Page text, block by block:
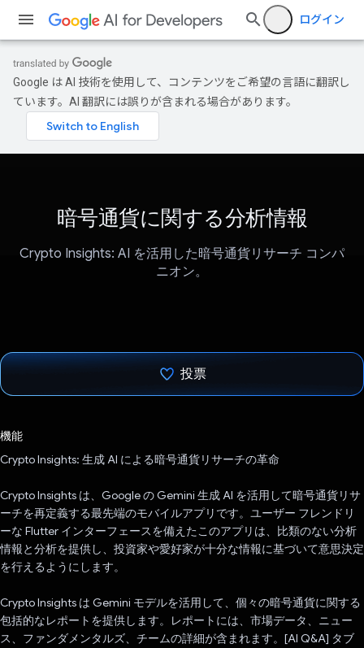
ログイン
Google は AI 技術を使用して、コンテンツをご希望の言語に翻訳し
ています。AI 翻訳には誤りが含まれる場合があります。
暗号通貨に関する分析情報
Crypto Insights: AI を活用した暗号通貨リサーチ コンパ
ニオン。
投票
機能
Crypto Insights: 生成 AI による暗号通貨リサーチの革命
Crypto Insights は、Google の Gemini 生成 AI を活用して暗号通貨リサ
ーチを再定義する最先端のモバイルアプリです。ユーザー フレンドリ
ーな Flutter インターフェースを備えたこのアプリは、比類のない分析
情報と分析を提供し、投資家や愛好家が十分な情報に基づいて意思決定
を行えるようにします。
Crypto Insights は Gemini モデルを活用して、個々の暗号通貨に関する
包括的なレポートを提供します。レポートには、市場データ、ニュー
ス、ファンダメンタルズ、チームの詳細が含まれます。[AI Q&A] タブ